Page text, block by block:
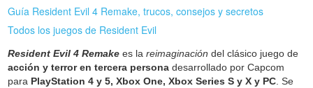
Guía Resident Evil 4 Remake, trucos, consejos y secretos
Todos los juegos de Resident Evil
Resident Evil 4 Remake es lareimaginación del clásico juego de
acción y terror en tercera persona desarrollado por Capcom
para PlayStation 4 y 5, Xbox One, Xbox Series S y X y PC . Se